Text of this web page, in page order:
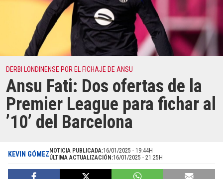
DERBI LONDINENSE POR EL FICHAJE DE ANSU
Ansu Fati: Dos ofertas de la
Premier League para fichar al
’10’ del Barcelona
KEVIN GÓMEZ NOTICIA PUBLICADA:16/01/2025 - 19:44H
ÚLTIMA ACTUALIZACIÓN:16/01/2025 - 21:25H